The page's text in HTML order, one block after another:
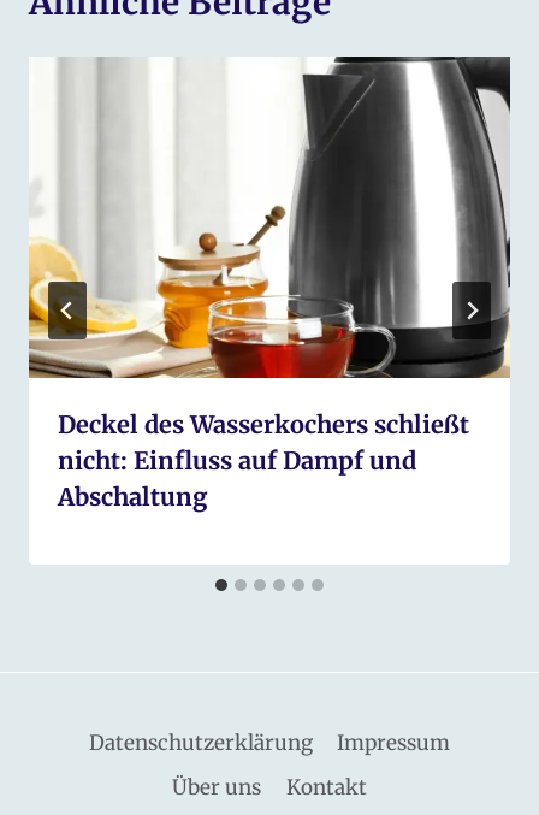
Deckel des Wasserkochers schließt
nicht: Einfluss auf Dampf und
Abschaltung
Datenschutzerklärung
Impressum
Über uns
Kontakt